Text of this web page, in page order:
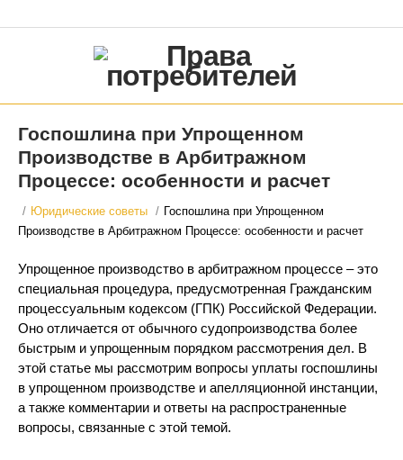
Госпошлина при Упрощенном
Производстве в Арбитражном
Процессе: особенности и расчет
/ Юридические советы / Госпошлина при Упрощенном
Производстве в Арбитражном Процессе: особенности и расчет
Упрощенное производство в арбитражном процессе – это
специальная процедура, предусмотренная Гражданским
процессуальным кодексом (ГПК) Российской Федерации.
Оно отличается от обычного судопроизводства более
быстрым и упрощенным порядком рассмотрения дел. В
этой статье мы рассмотрим вопросы уплаты госпошлины
в упрощенном производстве и апелляционной инстанции,
а также комментарии и ответы на распространенные
вопросы, связанные с этой темой.